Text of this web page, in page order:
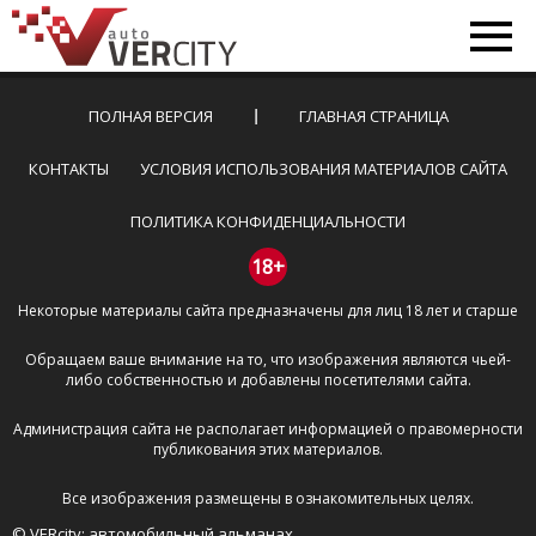
ПОЛНАЯ ВЕРСИЯ ГЛАВНАЯ СТРАНИЦА
КОНТАКТЫ УСЛОВИЯ ИСПОЛЬЗОВАНИЯ МАТЕРИАЛОВ САЙТА
ПОЛИТИКА КОНФИДЕНЦИАЛЬНОСТИ
18+
Некоторые материалы сайта предназначены для лиц 18 лет и старше
Обращаем ваше внимание на то, что изображения являются чьей-
либо собственностью и добавлены посетителями сайта.
Администрация сайта не располагает информацией о правомерности
публикования этих материалов.
Все изображения размещены в ознакомительных целях.